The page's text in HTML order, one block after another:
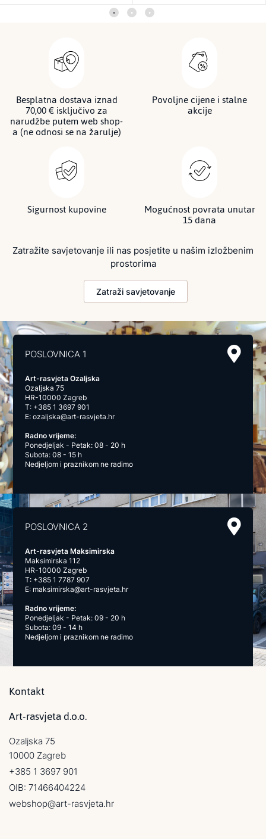
Besplatna dostava iznad
70,00 € isključivo za
narudžbe putem web shop-
a (ne odnosi se na žarulje)
Povoljne cijene i stalne
akcije
Sigurnost kupovine Mogućnost povrata unutar
15 dana
Zatražite savjetovanje ili nas posjetite u našim izložbenim
prostorima
Zatraži savjetovanje
POSLOVNICA 1
Art-rasvjeta Ozaljska
Ozaljska 75
HR-10000 Zagreb
T: +385 1 3697 901
E:ozaljska@art-rasvjeta.hr
Radno vrijeme:
Ponedjeljak - Petak: 08 - 20 h
Subota: 08 - 15 h
Nedjeljom i praznikom ne radimo
POSLOVNICA 2
Art-rasvjeta Maksimirska
Maksimirska 112
HR-10000 Zagreb
T: +385 1 7787 907
E: maksimirska@art-rasvjeta.hr
Radno vrijeme:
Ponedjeljak - Petak: 09 - 20 h
Subota: 09 - 14 h
Nedjeljom i praznikom ne radimo
Kontakt
Art-rasvjeta d.o.o.
Ozaljska 75
10000 Zagreb
+385 1 3697 901
OIB: 71466404224
webshop@art-rasvjeta.hr